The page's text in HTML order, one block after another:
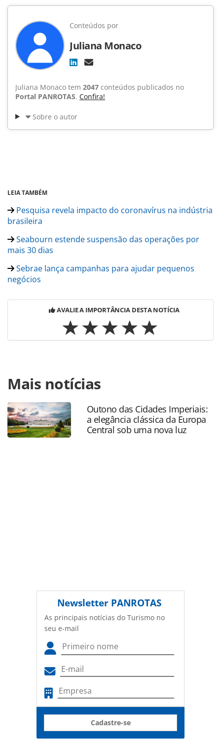
Conteúdos por
Juliana Monaco
Juliana Monaco tem 2047 conteúdos publicados no
Portal PANROTAS. Confira!
Sobre o autor
LEIA TAMBÉM
Pesquisa revela impacto do coronavírus na indústria
brasileira
Seabourn estende suspensão das operações por
mais 30 dias
Sebrae lança campanhas para ajudar pequenos
negócios
AVALIE A IMPORTÂNCIA DESTA NOTÍCIA
https://www.panrotas.com.br/hotelaria/mercado/2020/
pagara-us-250-mi-para-ajudar-anfitrioes-a-cobrir-
custos_172413.html ou as ferramentas oferecidas na
página. Todo o conteúdo produzido pela PANROTAS
Editora é protegido pela legislação brasileira sobre direito
autoral. Não reproduza o conteúdo sem autorização da
Mais notícias
Outono das Cidades Imperiais:
a elegância clássica da Europa
Central sob uma nova luz
Newsletter PANROTAS
As principais notícias do Turismo no
seu e-mail
Cadastre-se